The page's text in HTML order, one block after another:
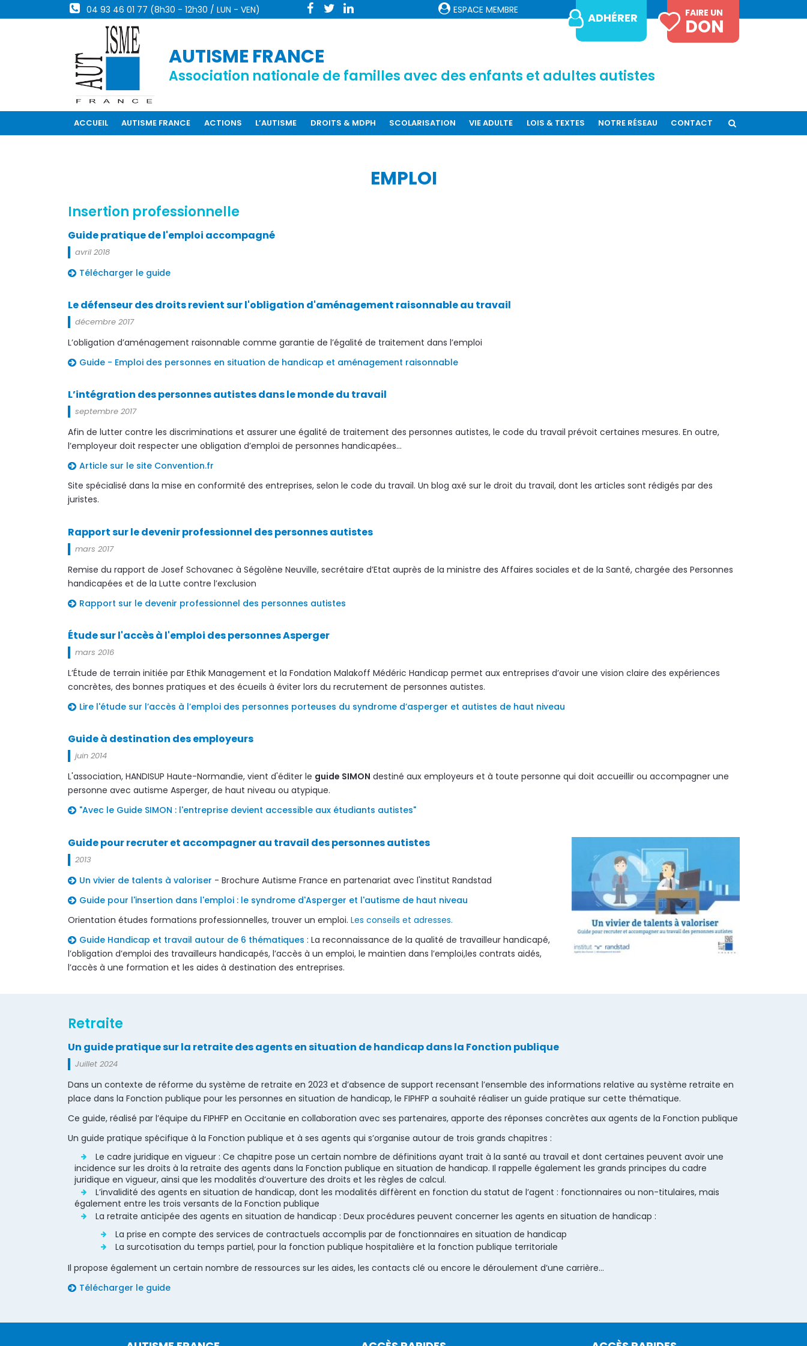
04 93 46 01 77 (8h30 - 12h30 / LUN - VEN) ESPACE MEMBRE
ADHÉRER FAIRE UN
DON
AUTISME FRANCE
Association nationale de familles avec des enfants et adultes autistes
ACCUEIL AUTISME FRANCE ACTIONS L’AUTISME DROITS & MDPH SCOLARISATION VIE ADULTE LOIS & TEXTES NOTRE RÉSEAU CONTACT
EMPLOI
Insertion professionnelle
Guide pratique de l'emploi accompagné
avril 2018
Télécharger le guide
Le défenseur des droits revient sur l'obligation d'aménagement raisonnable au travail
décembre 2017
L’obligation d’aménagement raisonnable comme garantie de l’égalité de traitement dans l’emploi
Guide - Emploi des personnes en situation de handicap et aménagement raisonnable
L’intégration des personnes autistes dans le monde du travail
septembre 2017
Afin de lutter contre les discriminations et assurer une égalité de traitement des personnes autistes, le code du travail prévoit certaines mesures. En outre,
l’employeur doit respecter une obligation d’emploi de personnes handicapées...
Article sur le site Convention.fr
Site spécialisé dans la mise en conformité des entreprises, selon le code du travail. Un blog axé sur le droit du travail, dont les articles sont rédigés par des
juristes.
Rapport sur le devenir professionnel des personnes autistes
mars 2017
Remise du rapport de Josef Schovanec à Ségolène Neuville, secrétaire d’Etat auprès de la ministre des Affaires sociales et de la Santé, chargée des Personnes
handicapées et de la Lutte contre l’exclusion
Rapport sur le devenir professionnel des personnes autistes
Étude sur l'accès à l'emploi des personnes Asperger
mars 2016
L’Étude de terrain initiée par Ethik Management et la Fondation Malakoff Médéric Handicap permet aux entreprises d’avoir une vision claire des expériences
concrètes, des bonnes pratiques et des écueils à éviter lors du recrutement de personnes autistes.
Lire l'étude sur l’accès à l’emploi des personnes porteuses du syndrome d’asperger et autistes de haut niveau
Guide à destination des employeurs
juin 2014
L'association, HANDISUP Haute-Normandie, vient d'éditer le guide SIMON destiné aux employeurs et à toute personne qui doit accueillir ou accompagner une
personne avec autisme Asperger, de haut niveau ou atypique.
"Avec le Guide SIMON : l'entreprise devient accessible aux étudiants autistes"
Guide pour recruter et accompagner au travail des personnes autistes
2013
Un vivier de talents à valoriser - Brochure Autisme France en partenariat avec l'institut Randstad
Guide pour l'insertion dans l'emploi : le syndrome d'Asperger et l'autisme de haut niveau
Orientation études formations professionnelles, trouver un emploi. Les conseils et adresses.
Guide Handicap et travail autour de 6 thématiques : La reconnaissance de la qualité de travailleur handicapé,
l’obligation d’emploi des travailleurs handicapés, l’accès à un emploi, le maintien dans l’emploi,les contrats aidés,
l’accès à une formation et les aides à destination des entreprises.
Retraite
Un guide pratique sur la retraite des agents en situation de handicap dans la Fonction publique
Juillet 2024
Dans un contexte de réforme du système de retraite en 2023 et d’absence de support recensant l’ensemble des informations relative au système retraite en
place dans la Fonction publique pour les personnes en situation de handicap, le FIPHFP a souhaité réaliser un guide pratique sur cette thématique.
Ce guide, réalisé par l’équipe du FIPHFP en Occitanie en collaboration avec ses partenaires, apporte des réponses concrètes aux agents de la Fonction publique
Un guide pratique spécifique à la Fonction publique et à ses agents qui s’organise autour de trois grands chapitres :
Le cadre juridique en vigueur : Ce chapitre pose un certain nombre de définitions ayant trait à la santé au travail et dont certaines peuvent avoir une
incidence sur les droits à la retraite des agents dans la Fonction publique en situation de handicap. Il rappelle également les grands principes du cadre
juridique en vigueur, ainsi que les modalités d’ouverture des droits et les règles de calcul.
L’invalidité des agents en situation de handicap, dont les modalités diffèrent en fonction du statut de l’agent : fonctionnaires ou non-titulaires, mais
également entre les trois versants de la Fonction publique
La retraite anticipée des agents en situation de handicap : Deux procédures peuvent concerner les agents en situation de handicap :
La prise en compte des services de contractuels accomplis par de fonctionnaires en situation de handicap
La surcotisation du temps partiel, pour la fonction publique hospitalière et la fonction publique territoriale
Il propose également un certain nombre de ressources sur les aides, les contacts clé ou encore le déroulement d’une carrière…
Télécharger le guide